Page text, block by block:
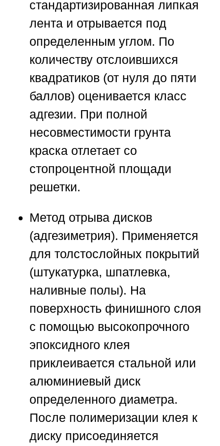
стандартизированная липкая
лента и отрывается под
определенным углом. По
количеству отслоившихся
квадратиков (от нуля до пяти
баллов) оценивается класс
адгезии. При полной
несовместимости грунта
краска отлетает со
стопроцентной площади
решетки.
Метод отрыва дисков
(адгезиметрия). Применяется
для толстослойных покрытий
(штукатурка, шпатлевка,
наливные полы). На
поверхность финишного слоя
с помощью высокопрочного
эпоксидного клея
приклеивается стальной или
алюминиевый диск
определенного диаметра.
После полимеризации клея к
диску присоединяется